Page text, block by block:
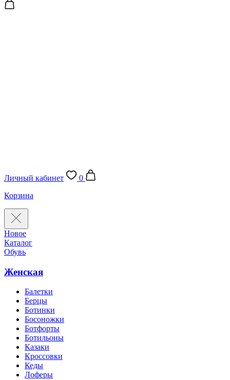
Личный кабинет
0
Корзина
Новое
Каталог
Обувь
Женская
Балетки
Берцы
Ботинки
Босоножки
Ботфорты
Ботильоны
Казаки
Кроссовки
Кеды
Лоферы